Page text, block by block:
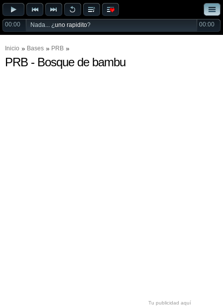
00:00 Nada... ¿uno rapidito? 00:00
Inicio Bases PRB
PRB - Bosque de bambu
Tu publicidad aquí